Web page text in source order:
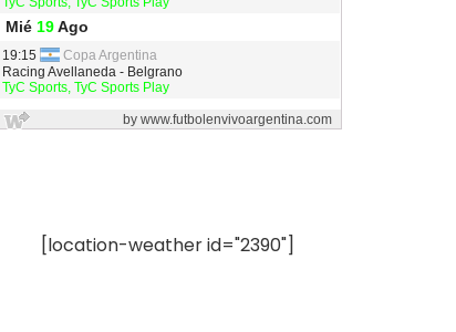
[location-weather id="2390"]